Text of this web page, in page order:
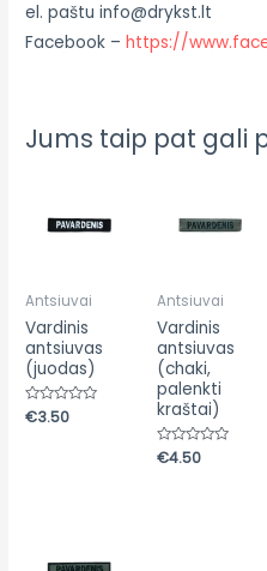
el. paštu info@drykst.lt
Facebook –https://
Jums taip pat gali
Antsiuvai
Vardinis
antsiuvas
(juodas)
Įvertinimas:
0
€3.50
Antsiuvai
Vardinis
antsiuvas
(chaki,
palenkti
kraštai)
Įvertinimas:
0
€4.50